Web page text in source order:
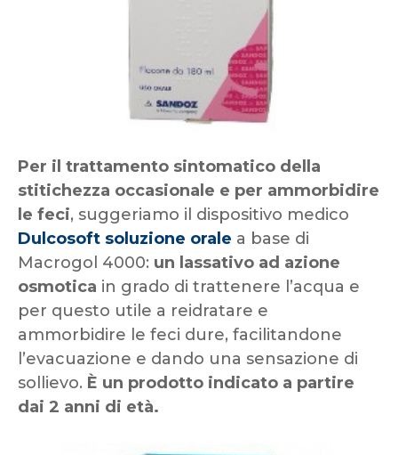
Per il trattamento sintomatico della
stitichezza occasionale e per ammorbidire
le feci, suggeriamo il dispositivo medico
Dulcosoft soluzione orale a base di
Macrogol 4000: un lassativo ad azione
osmotica in grado di trattenere l’acqua e
per questo utile a reidratare e
ammorbidire le feci dure, facilitandone
l’evacuazione e dando una sensazione di
sollievo. È un prodotto indicato a partire
dai 2 anni di età.